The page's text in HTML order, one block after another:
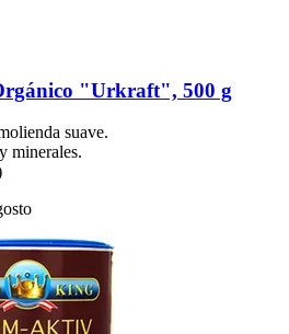
"Urkraft", 500 g
suave.
minerales.